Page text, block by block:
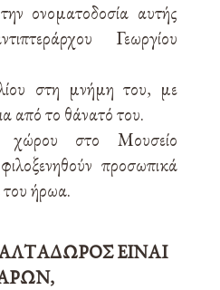
ονοματοδοσία αυτής
Γεωργίου
στη μνήμη του, με
από το θάνατό του.
στο Μουσείο
προσωπικά
του ήρωα.
ΕΙΝΑΙ